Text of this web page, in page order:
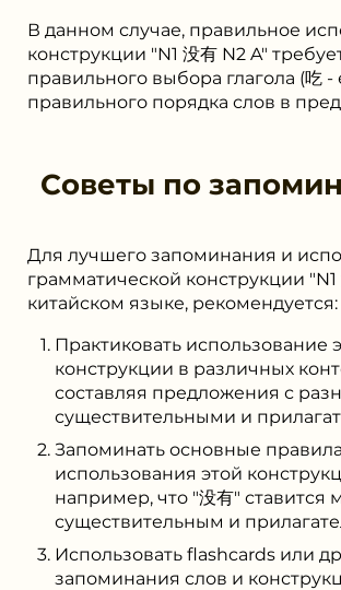
В данном случае, правильное
конструкции "N1 没有 N2 A"
правильного выбора глагола (吃 -
правильного порядка слов в
Советы по
Для лучшего запоминания и
грамматической конструкции "N1
китайском языке, рекомендуется:
Практиковать использование
конструкции в различных
составляя предложения с
существительными и
Запоминать основные правила
использования этой
например, что "没有" ставится
существительным и
Использовать flashcards или
запоминания слов и